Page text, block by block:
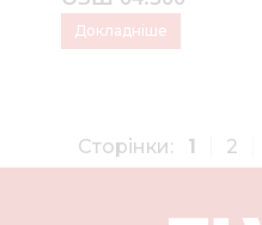
Докладніше
Сторінки: 1 2